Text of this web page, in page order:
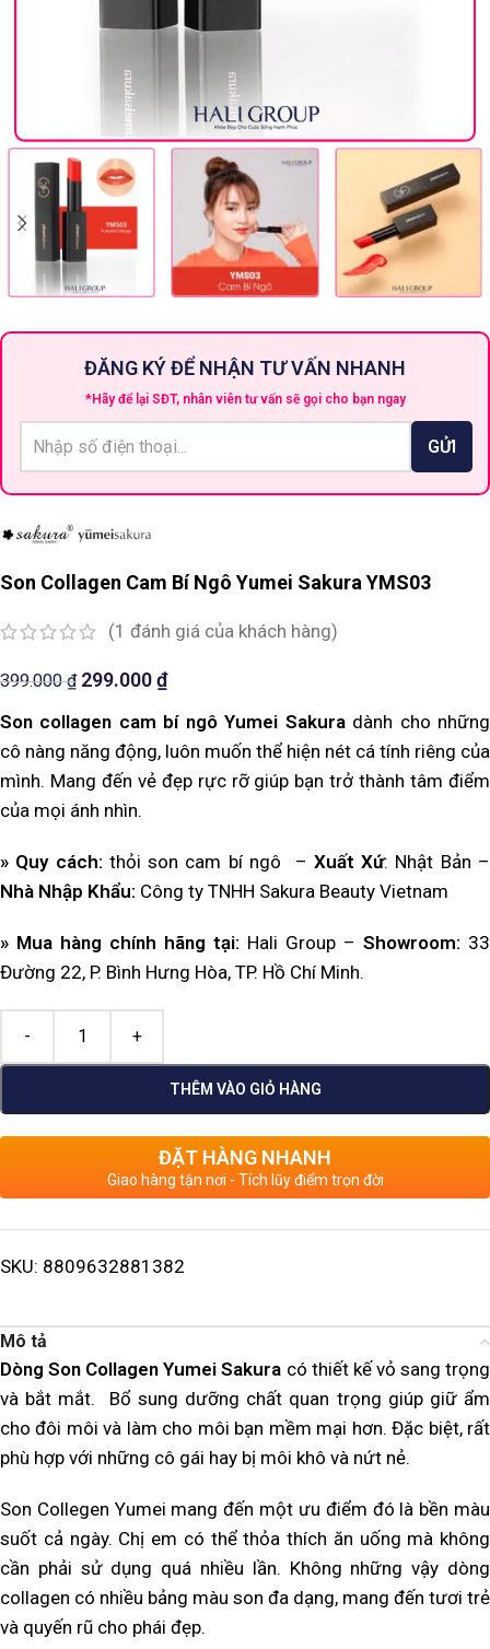
ĐĂNG KÝ ĐỂ NHẬN TƯ VẤN NHANH
*Hãy để lại SĐT, nhân viên tư vấn sẽ gọi cho bạn ngay
Son Collagen Cam Bí Ngô Yumei Sakura YMS03
(1 đánh giá của khách hàng)
399.000₫ 299.000₫
Son collagen cam bí ngô Yumei Sakura dành cho những
cô nàng năng động, luôn muốn thể hiện nét cá tính riêng của
mình. Mang đến vẻ đẹp rực rỡ giúp bạn trở thành tâm điểm
của mọi ánh nhìn.
» Quy cách: thỏi son cam bí ngô – Xuất Xứ: Nhật Bản –
Nhà Nhập Khẩu: Công ty TNHH Sakura Beauty Vietnam
» Mua hàng chính hãng tại: Hali Group – Showroom: 33
Đường 22, P. Bình Hưng Hòa, TP. Hồ Chí Minh.
THÊM VÀO GIỎ HÀNG
ĐẶT HÀNG NHANH
Giao hàng tận nơi - Tích lũy điểm trọn đời
SKU: 8809632881382
Mô tả
Dòng Son Collagen Yumei Sakura có thiết kế vỏ sang trọng
và bắt mắt. Bổ sung dưỡng chất quan trọng giúp giữ ẩm
cho đôi môi và làm cho môi bạn mềm mại hơn. Đặc biệt, rất
phù hợp với những cô gái hay bị môi khô và nứt nẻ.
Son Collegen Yumei mang đến một ưu điểm đó là bền màu
suốt cả ngày. Chị em có thể thỏa thích ăn uống mà không
cần phải sử dụng quá nhiều lần. Không những vậy dòng
collagen có nhiều bảng màu son đa dạng, mang đến tươi trẻ
và quyến rũ cho phái đẹp.